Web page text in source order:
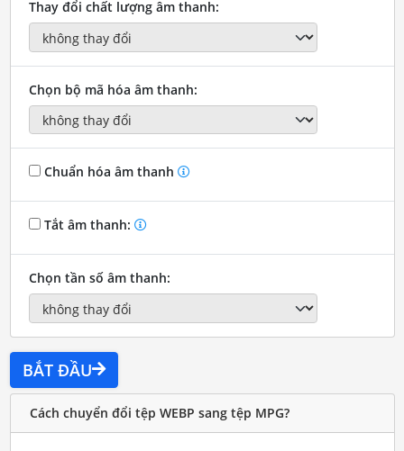
Thay đổi chất lượng âm thanh:
Chọn bộ mã hóa âm thanh:
Chuẩn hóa âm thanh
Tắt âm thanh:
Chọn tần số âm thanh:
BẮT ĐẦU
Cách chuyển đổi tệp WEBP sang tệp MPG?